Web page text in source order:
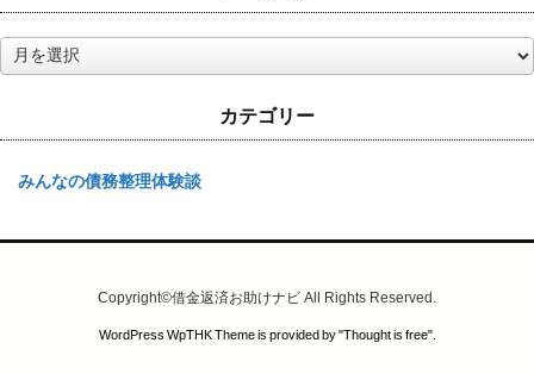
ー
ブ
カテゴリー
みんなの債務整理体験談
Copyright©借金返済お助けナビ All Rights Reserved.
WordPress WpTHK Theme is provided by "Thought is free".